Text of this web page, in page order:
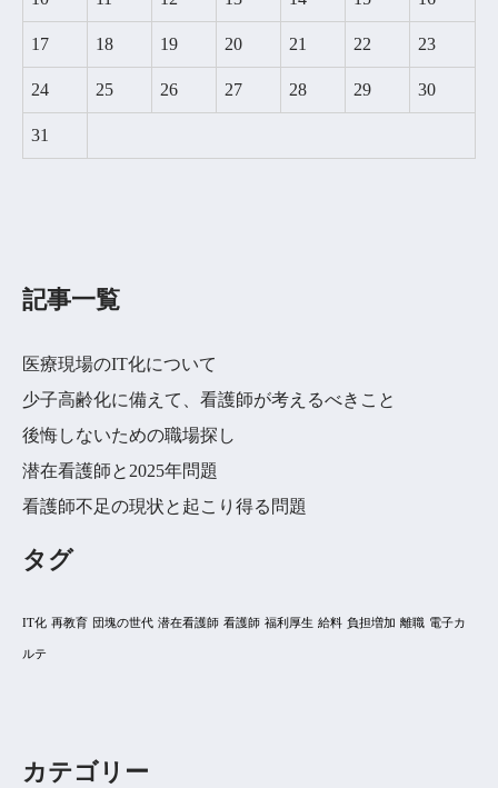
17 18 19 20 21 22 23
24 25 26 27 28 29 30
31
記事一覧
医療現場のIT化について
少子高齢化に備えて、看護師が考えるべきこと
後悔しないための職場探し
潜在看護師と2025年問題
看護師不足の現状と起こり得る問題
タグ
IT化 再教育 団塊の世代 潜在看護師 看護師 福利厚生 給料 負担増加 離職 電子カ
ルテ
カテゴリー